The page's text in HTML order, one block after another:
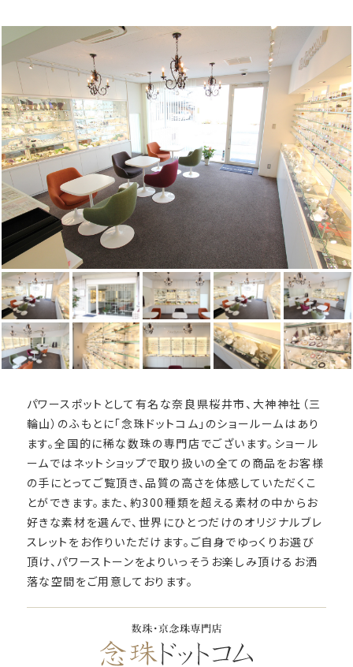
パワースポットとして有名な奈良県桜井市、大神神社（三
輪山）のふもとに「念珠ドットコム」のショールームはあり
ます。全国的に稀な数珠の専門店でございます。ショール
ームではネットショップで取り扱いの全ての商品をお客様
の手にとってご覧頂き、品質の高さを体感していただくこ
とができます。また、約300種類を超える素材の中からお
好きな素材を選んで、世界にひとつだけのオリジナルブレ
スレットをお作りいただけます。ご自身でゆっくりお選び
頂け、パワーストーンをよりいっそうお楽しみ頂けるお洒
落な空間をご用意しております。